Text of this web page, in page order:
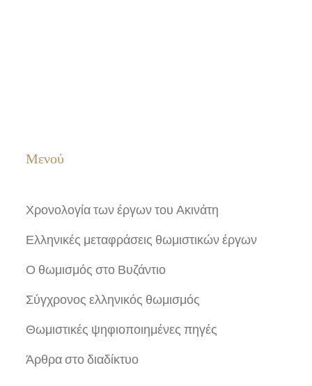
Μενού
Χρονολογία των έργων του Ακινάτη
Ελληνικές μεταφράσεις θωμιστικών έργων
Ο θωμισμός στο Βυζάντιο
Σύγχρονος ελληνικός θωμισμός
Θωμιστικές ψηφιοποιημένες πηγές
Άρθρα στο διαδίκτυο